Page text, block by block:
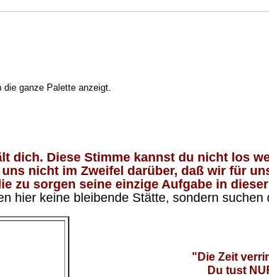
ganze Palette anzeigt.
dich. Diese Stimme kannst du nicht los
nicht im Zweifel darüber, daß wir für
zu sorgen seine einzige Aufgabe in
hier keine bleibende Stätte, sondern
"Die Zeit
Du tust